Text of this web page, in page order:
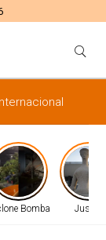
Bomba Justiça